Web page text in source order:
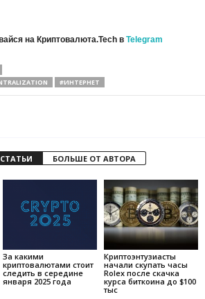
на Криптовалюта.Tech в Telegram
#ИНТЕРНЕТ
БОЛЬШЕ ОТ АВТОРА
За какими
криптовалютами стоит
следить в середине
января 2025 года
Криптоэнтузиасты
начали скупать часы
Rolex после скачка
курса биткоина до $100
тыс